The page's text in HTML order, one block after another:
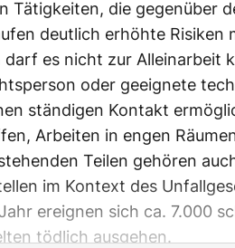
Tätigkeiten, die gegenüber
deutlich erhöhte Risiken
es nicht zur Alleinarbeit
oder geeignete
ständigen Kontakt
Arbeiten in engen
Teilen gehören
im Kontext des
ereignen sich ca. 7.000
tödlich ausgehen.